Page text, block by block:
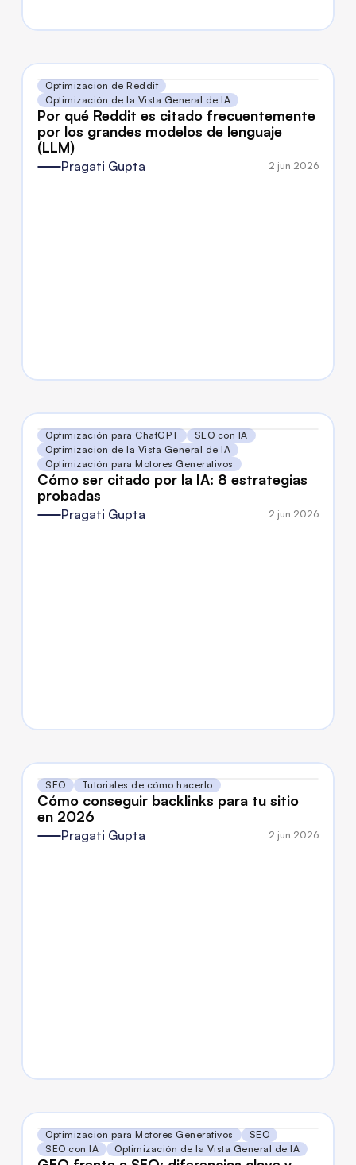
Optimización de Reddit
Optimización de la Vista General de IA
Por qué Reddit es citado frecuentemente
por los grandes modelos de lenguaje
(LLM)
Pragati Gupta 2 jun 2026
Optimización para ChatGPT
SEO con IA
Optimización de la Vista General de IA
Optimización para Motores Generativos
Cómo ser citado por la IA: 8 estrategias
probadas
Pragati Gupta 2 jun 2026
SEO Tutoriales de cómo hacerlo
Cómo conseguir backlinks para tu sitio
en 2026
Pragati Gupta 2 jun 2026
Optimización para Motores Generativos
SEO
SEO con IA
Optimización de la Vista General de IA